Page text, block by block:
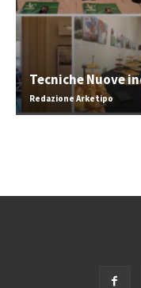
Tecniche Nuove
Redazione Arketipo